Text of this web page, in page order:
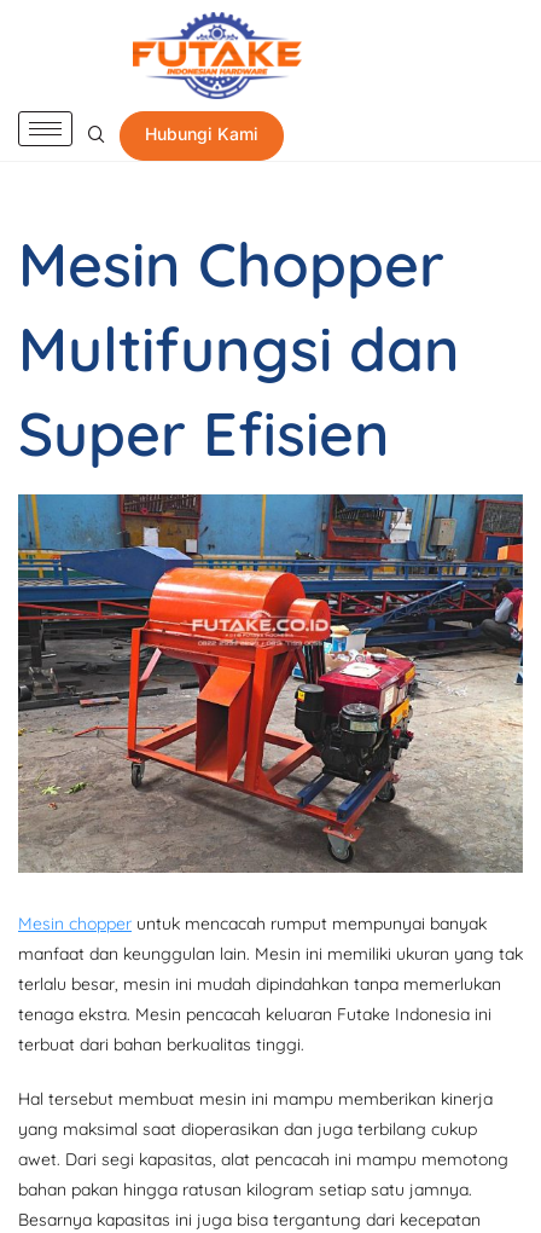
Hubungi Kami
Mesin Chopper
Multifungsi dan
Super Efisien
Mesin chopper untuk mencacah rumput mempunyai banyak
manfaat dan keunggulan lain. Mesin ini memiliki ukuran yang tak
terlalu besar, mesin ini mudah dipindahkan tanpa memerlukan
tenaga ekstra. Mesin pencacah keluaran Futake Indonesia ini
terbuat dari bahan berkualitas tinggi.
Hal tersebut membuat mesin ini mampu memberikan kinerja
yang maksimal saat dioperasikan dan juga terbilang cukup
awet. Dari segi kapasitas, alat pencacah ini mampu memotong
bahan pakan hingga ratusan kilogram setiap satu jamnya.
Besarnya kapasitas ini juga bisa tergantung dari kecepatan